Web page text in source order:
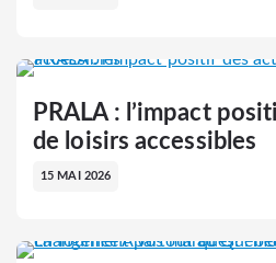
PRALA : l’impact
de loisirs accessibles
15 MAI 2026